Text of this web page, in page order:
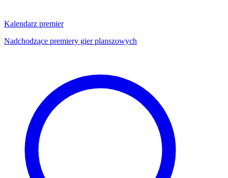
Kalendarz premier
Nadchodzące premiery gier planszowych